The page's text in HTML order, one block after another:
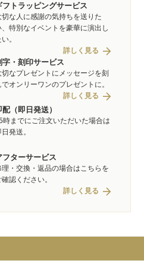
フトラッピングサービス
切な人に感謝の気持ちを送りた
、特別なイベントを豪華に演出し
。
詳しく見る arrow_forward
字・刻印サービス
切なプレゼントにメッセージを刻
でオンリーワンのプレゼントに。
詳しく見る arrow_forward
配（即日発送）
時までにご注文いただいた場合は
発送。
フターサービス
理・交換・返品の場合はこちらを
確認ください。
詳しく見る arrow_forward